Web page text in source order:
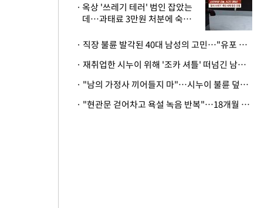
옥상 '쓰레기 테러' 범인 잡았는
데…과태료 3만원 처분에 숙박업
· 직장 불륜 발각된 40대 남성의 고민…"유포 동료 명예훼손·협박죄 고소 가능할까"
· 재취업한 시누이 위해 '조카 셔틀' 떠넘긴 남편…아내 "난 못한다"
· "남의 가정사 끼어들지 마"…시누이 불륜 덮으려는 남편에 억울한 아내
· "현관문 걷어차고 욕설 녹음 반복"…18개월 아기 키우는 집 뒤흔든 '앞집의 비극'